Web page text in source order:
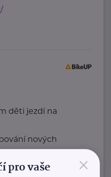
děti jezdí na
nových
×
pro vaše